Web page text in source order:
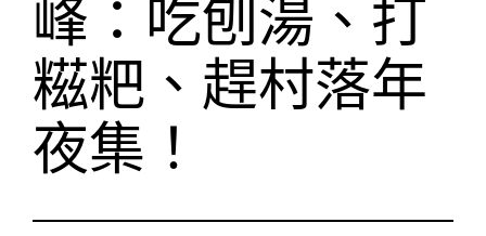
峰：吃刨湯、打
糍粑、趕村落年
夜集！